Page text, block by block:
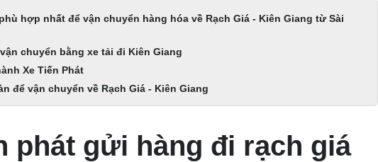
hợp nhất để vận chuyển hàng hóa về Rạch Giá - Kiên Giang từ Sài
chuyển bằng xe tải đi Kiên Giang
Xe Tiến Phát
để vận chuyển về Rạch Giá - Kiên Giang
phát gửi hàng đi rạch giá